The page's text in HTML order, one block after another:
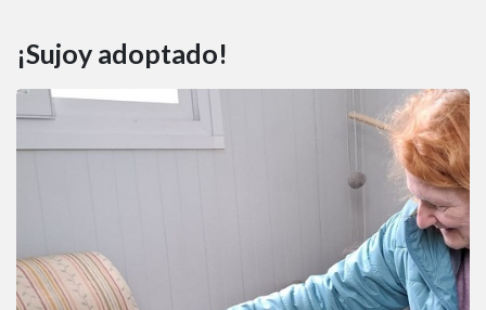
¡Sujoy adoptado!